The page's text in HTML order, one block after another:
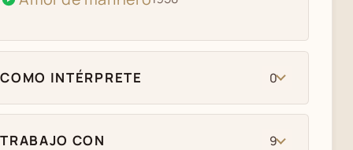
COMO INTÉRPRETE 0
TRABAJO CON 9